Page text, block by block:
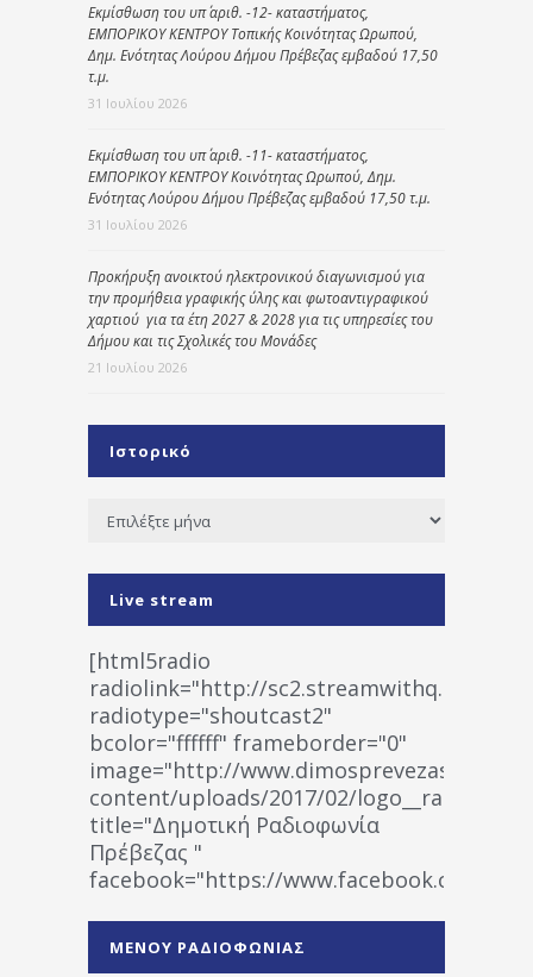
Εκμίσθωση του υπ΄ αριθ. -12- καταστήματος,
ΕΜΠΟΡΙΚΟΥ ΚΕΝΤΡΟΥ Τοπικής Κοινότητας Ωρωπού,
Δημ. Ενότητας Λούρου Δήμου Πρέβεζας εμβαδού 17,50
τ.μ.
31 Ιουλίου 2026
Εκμίσθωση του υπ΄ αριθ. -11- καταστήματος,
ΕΜΠΟΡΙΚΟΥ ΚΕΝΤΡΟΥ Κοινότητας Ωρωπού, Δημ.
Ενότητας Λούρου Δήμου Πρέβεζας εμβαδού 17,50 τ.μ.
31 Ιουλίου 2026
Προκήρυξη ανοικτού ηλεκτρονικού διαγωνισμού για
την προμήθεια γραφικής ύλης και φωτοαντιγραφικού
χαρτιού για τα έτη 2027 & 2028 για τις υπηρεσίες του
Δήμου και τις Σχολικές του Μονάδες
21 Ιουλίου 2026
Ιστορικό
Ιστορικό
Live stream
[html5radio
radiolink="http://
radiotype="shoutcast2"
bcolor="ffffff" frameborder="0"
image="http://www.dimosprevezas.gr/wp-
content/uploads/2017/02/
title="Δημοτική Ραδιοφωνία
Πρέβεζας "
facebook="https://www.facebook.com/
1531194763766854/" artist="" ]
ΜΕΝΟΥ ΡΑΔΙΟΦΩΝΙΑΣ